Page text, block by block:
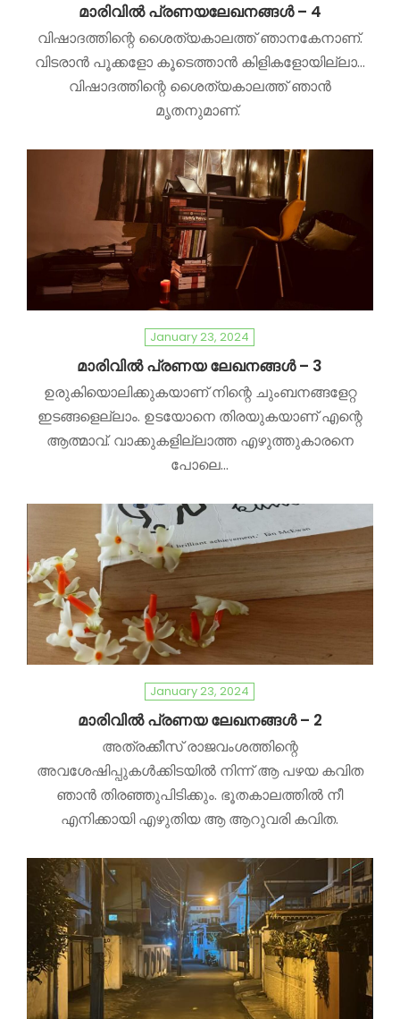
മാരിവിൽ പ്രണയലേഖനങ്ങൾ – 4
വിഷാദത്തിന്റെ ശൈത്യകാലത്ത് ഞാനകേനാണ്.
വിടരാൻ പൂക്കളോ കൂടെത്താൻ കിളികളോയില്ലാ…
വിഷാദത്തിന്റെ ശൈത്യകാലത്ത് ഞാൻ
മൃതനുമാണ്.
January 23, 2024
മാരിവിൽ പ്രണയ ലേഖനങ്ങൾ – 3
ഉരുകിയൊലിക്കുകയാണ് നിന്റെ ചുംബനങ്ങളേറ്റ
ഇടങ്ങളെല്ലാം. ഉടയോനെ തിരയുകയാണ് എന്റെ
ആത്മാവ്. വാക്കുകളില്ലാത്ത എഴുത്തുകാരനെ
പോലെ…
January 23, 2024
മാരിവിൽ പ്രണയ ലേഖനങ്ങൾ – 2
അത്രക്കീസ് രാജവംശത്തിന്റെ
അവശേഷിപ്പുകൾക്കിടയിൽ നിന്ന് ആ പഴയ കവിത
ഞാൻ തിരഞ്ഞുപിടിക്കും. ഭൂതകാലത്തിൽ നീ
എനിക്കായി എഴുതിയ ആ ആറുവരി കവിത.